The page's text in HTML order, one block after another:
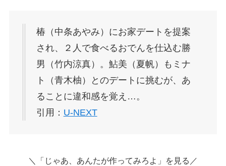
椿（中条あやみ）にお家デートを提案
され、２人で食べるおでんを仕込む勝
男（竹内涼真）。鮎美（夏帆）もミナ
ト（青木柚）とのデートに挑むが、あ
ることに違和感を覚え…。
引用： U-NEXT
＼「じゃあ、あんたが作ってみろよ」を見る／